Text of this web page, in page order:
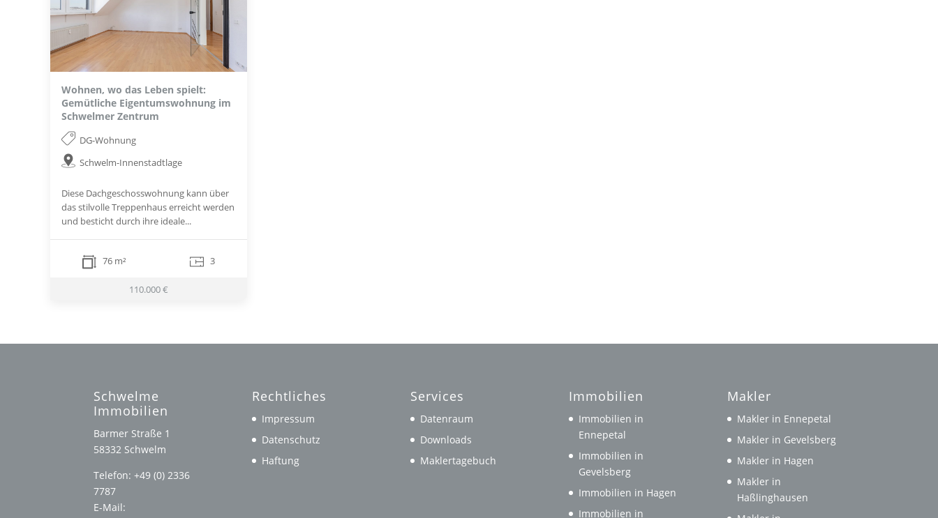
Wohnen, wo das Leben spielt:
Gemütliche Eigentumswohnung im
Schwelmer Zentrum
DG-Wohnung
Schwelm-Innenstadtlage
Diese Dachgeschosswohnung kann über
das stilvolle Treppenhaus erreicht werden
und besticht durch ihre ideale...
76 m² 3
110.000 €
Schwelme
Immobilien
Barmer Straße 1
58332 Schwelm
Telefon: +49 (0) 2336
7787
E-Mail:
Rechtliches
Impressum
Datenschutz
Haftung
Services
Datenraum
Downloads
Maklertagebuch
Immobilien
Immobilien in
Ennepetal
Immobilien in
Gevelsberg
Immobilien in Hagen
Immobilien in
Makler
Makler in Ennepetal
Makler in Gevelsberg
Makler in Hagen
Makler in
Haßlinghausen